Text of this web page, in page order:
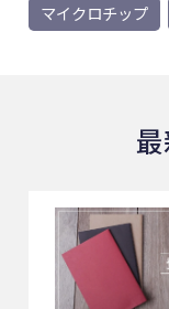
マイクロチップ